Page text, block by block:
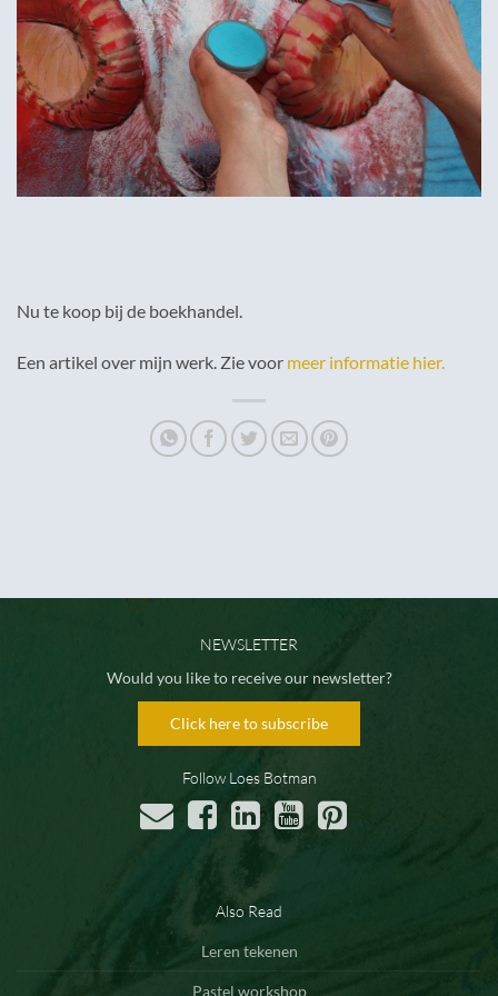
Nu te koop bij de boekhandel.
Een artikel over mijn werk. Zie voor meer informatie hier.
NEWSLETTER
Would you like to receive our newsletter?
Click here to subscribe
Follow Loes Botman
Also Read
Leren tekenen
Pastel workshop